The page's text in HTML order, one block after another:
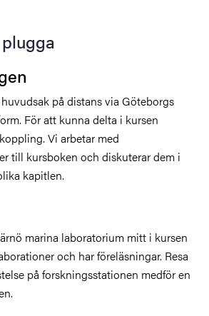
på distans via Göteborgs
För att kunna delta i kursen
Vi arbetar med
till kursboken och diskuterar dem i
kapitlen.
marina laboratorium mitt i kursen
och har föreläsningar. Resa
på forskningsstationen medför en